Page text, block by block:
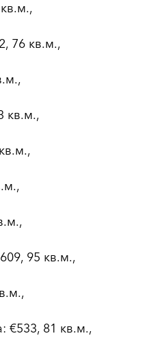
76 кв.м.,
кв.м.,
95 кв.м.,
€533, 81 кв.м.,